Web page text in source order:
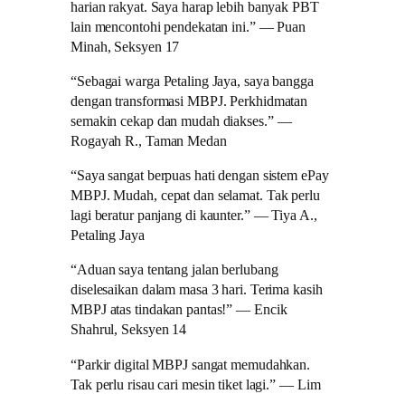
harian rakyat. Saya harap lebih banyak PBT
lain mencontohi pendekatan ini.” — Puan
Minah, Seksyen 17
“Sebagai warga Petaling Jaya, saya bangga
dengan transformasi MBPJ. Perkhidmatan
semakin cekap dan mudah diakses.” —
Rogayah R., Taman Medan
“Saya sangat berpuas hati dengan sistem ePay
MBPJ. Mudah, cepat dan selamat. Tak perlu
lagi beratur panjang di kaunter.” — Tiya A.,
Petaling Jaya
“Aduan saya tentang jalan berlubang
diselesaikan dalam masa 3 hari. Terima kasih
MBPJ atas tindakan pantas!” — Encik
Shahrul, Seksyen 14
“Parkir digital MBPJ sangat memudahkan.
Tak perlu risau cari mesin tiket lagi.” — Lim